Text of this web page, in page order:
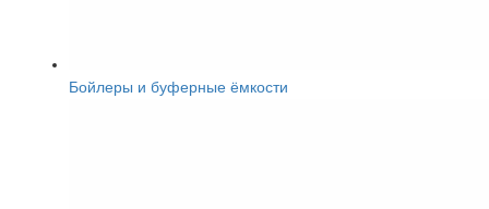
Бойлеры и буферные ёмкости